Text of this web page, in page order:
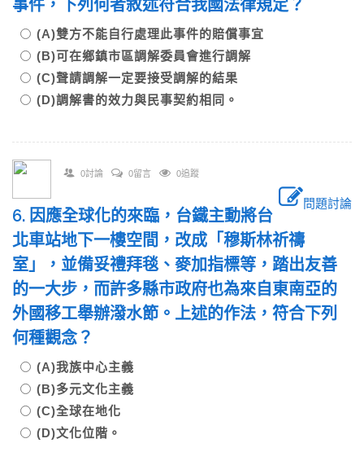
事件，下列何者敘述符合我國法律規定？
(A)雙方不能自行處理此事件的賠償事宜
(B)可在鄉鎮市區調解委員會進行調解
(C)聲請調解一定要接受調解的結果
(D)調解書的效力與民事契約相同。
0討論 0留言 0追蹤
問題討論
6. 因應全球化的來臨，台鐵主動將台
北車站地下一樓空間，改成「穆斯林祈禱
室」，並備妥禮拜毯、麥加指標等，踏出友善
的一大步，而許多縣市政府也為來自東南亞的
外國移工舉辦潑水節。上述的作法，符合下列
何種觀念？
(A)我族中心主義
(B)多元文化主義
(C)全球在地化
(D)文化位階。